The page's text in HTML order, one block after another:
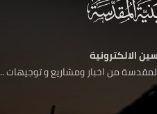
الالكترونية
من اخبار ومشاريع و توجيهات